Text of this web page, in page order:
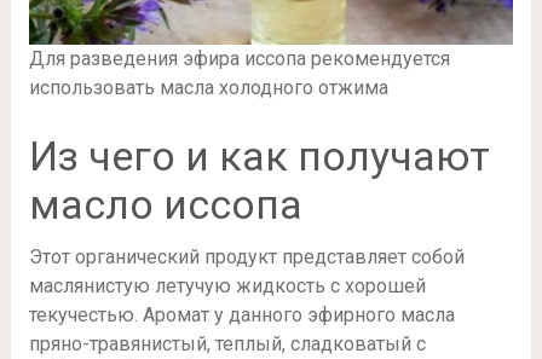
Для разведения эфира иссопа рекомендуется
использовать масла холодного отжима
Из чего и как получают
масло иссопа
Этот органический продукт представляет собой
маслянистую летучую жидкость с хорошей
текучестью. Аромат у данного эфирного масла
пряно-травянистый, теплый, сладковатый с